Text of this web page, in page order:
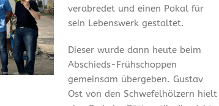
verabredet und einen Pokal für
sein Lebenswerk gestaltet.
Dieser wurde dann heute beim
Abschieds-Frühschoppen
gemeinsam übergeben. Gustav
Ost von den Schwefelhölzern hielt